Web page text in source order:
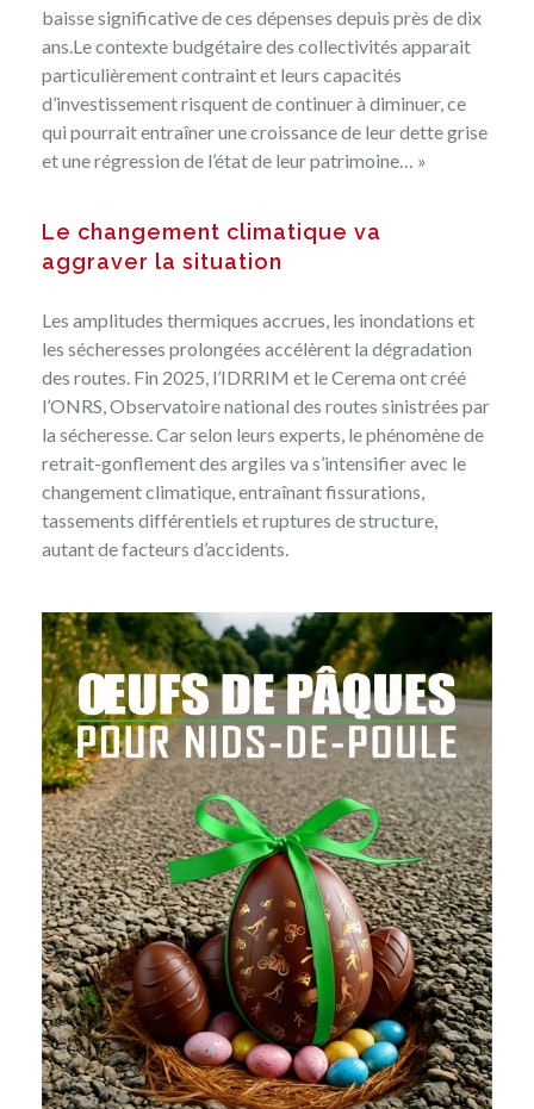
baisse significative de ces dépenses depuis près de dix
ans.Le contexte budgétaire des collectivités apparait
particulièrement contraint et leurs capacités
d’investissement risquent de continuer à diminuer, ce
qui pourrait entraîner une croissance de leur dette grise
et une régression de l’état de leur patrimoine… »
Le changement climatique va
aggraver la situation
Les amplitudes thermiques accrues, les inondations et
les sécheresses prolongées accélèrent la dégradation
des routes. Fin 2025, l’IDRRIM et le Cerema ont créé
l’ONRS, Observatoire national des routes sinistrées par
la sécheresse. Car selon leurs experts, le phénomène de
retrait-gonflement des argiles va s’intensifier avec le
changement climatique, entraînant fissurations,
tassements différentiels et ruptures de structure,
autant de facteurs d’accidents.